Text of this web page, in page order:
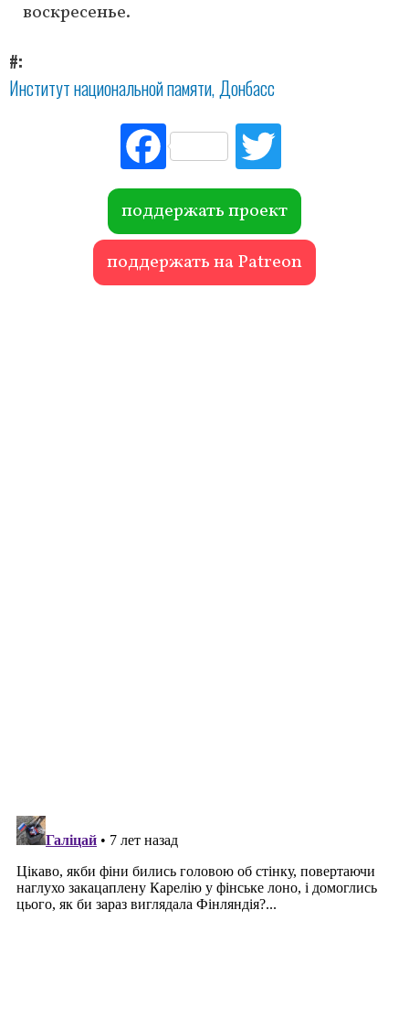
воскресенье.
#
Институт национальной памяти Донбасс
Fac
ebo
ok r
поддержать проект
поддержать на Patreon